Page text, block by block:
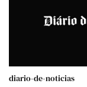
diario-de-noticias